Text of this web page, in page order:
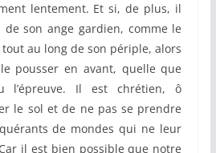
lentement. Et si, de plus, il
de son ange gardien, comme le
au long de son périple, alors
pousser en avant, quelle que
l’épreuve. Il est chrétien, ô
le sol et de ne pas se prendre
de mondes qui ne leur
il est bien possible que notre